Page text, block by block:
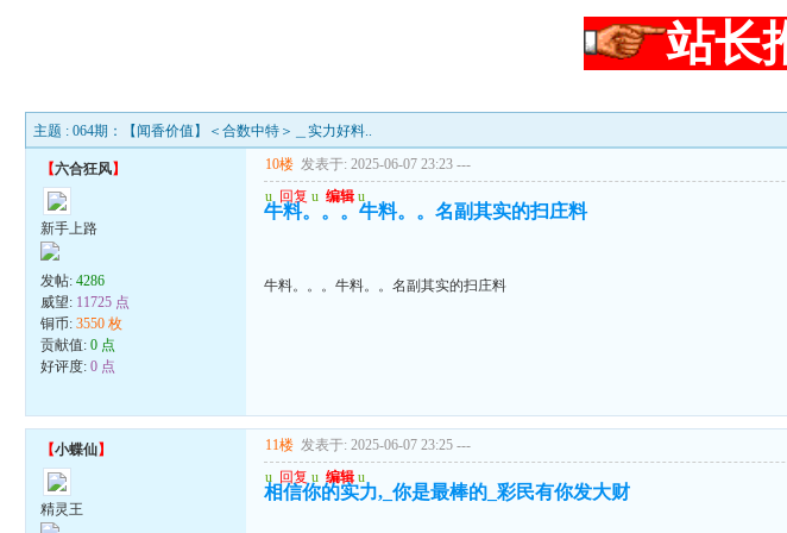
站长
主题 : 064期：【闻香价值】＜合数中特＞＿实力好料..
【六合狂风】
新手上路
发帖:4286
威望: 11725 点
铜币:3550 枚
贡献值:0 点
好评度:0 点
10楼 发表于: 2025-06-07 23:23 ---
u 回复 u 编辑 u
牛料。。。牛料。。名副其实的扫庄料
牛料。。。牛料。。名副其实的扫庄料
【小蝶仙】
精灵王
11楼 发表于: 2025-06-07 23:25 ---
u 回复 u 编辑 u
相信你的实力,_你是最棒的_彩民有你发大财